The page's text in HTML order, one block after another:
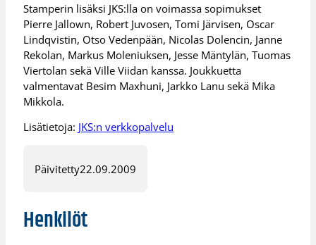
Stamperin lisäksi JKS:lla on voimassa sopimukset
Pierre Jallown, Robert Juvosen, Tomi Järvisen, Oscar
Lindqvistin, Otso Vedenpään, Nicolas Dolencin, Janne
Rekolan, Markus Moleniuksen, Jesse Mäntylän, Tuomas
Viertolan sekä Ville Viidan kanssa. Joukkuetta
valmentavat Besim Maxhuni, Jarkko Lanu sekä Mika
Mikkola.
Lisätietoja: JKS:n verkkopalvelu
Päivitetty22.09.2009
Henkilöt